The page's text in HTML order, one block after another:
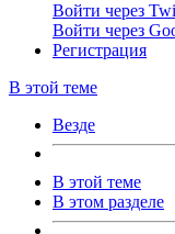
Войти через
Войти через
Регистрация
В этой теме
Везде
В этой теме
В этом разделе